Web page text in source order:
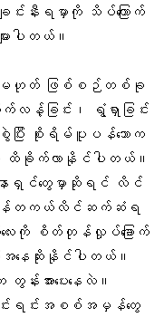
င်းနီးရမှာကို သိပ်ကြောက်
ားပါတယ်။
သို့မဟုတ် ဖြစ်စဉ်တစ်ခု
ောက်လန့် ခြင်း၊ ရွံရှာခြင်း
ြီး စိုးရိမ်ပူပန်သောက
ထိခိုက်လာနိုင်ပါတယ်။
ာရှင်တွေမှာဆိုရင် လိင်
မှန်တကယ်လိင်ဆက်ဆံရ
လေးကို စိတ်တုန်လှုပ်ခြောက်
အနေဆိုးနိုင်ပါတယ်။
အားပေးနေလဲ။
ြောင်းရင်းအစစ်အမှန်တွေ